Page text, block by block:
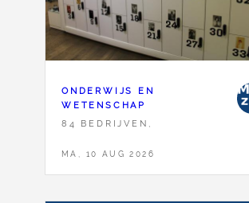
ONDERWIJS EN
WETENSCHAP
84 BEDRIJVEN,
MA, 10 AUG 2026